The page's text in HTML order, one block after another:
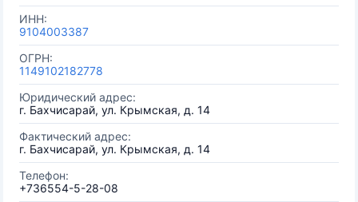
ИНН:
9104003387
ОГРН:
1149102182778
Юридический адрес:
г. Бахчисарай, ул. Крымская, д. 14
Фактический адрес:
г. Бахчисарай, ул. Крымская, д. 14
Телефон:
+736554-5-28-08